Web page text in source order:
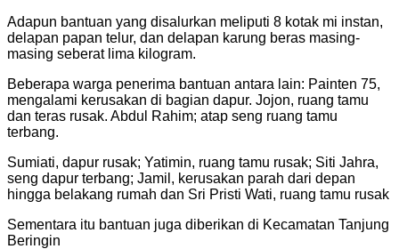
Adapun bantuan yang disalurkan meliputi 8 kotak mi instan,
delapan papan telur, dan delapan karung beras masing-
masing seberat lima kilogram.
Beberapa warga penerima bantuan antara lain: Painten 75,
mengalami kerusakan di bagian dapur. Jojon, ruang tamu
dan teras rusak. Abdul Rahim; atap seng ruang tamu
terbang.
Sumiati, dapur rusak; Yatimin, ruang tamu rusak; Siti Jahra,
seng dapur terbang; Jamil, kerusakan parah dari depan
hingga belakang rumah dan Sri Pristi Wati, ruang tamu rusak
Sementara itu bantuan juga diberikan di Kecamatan Tanjung
Beringin